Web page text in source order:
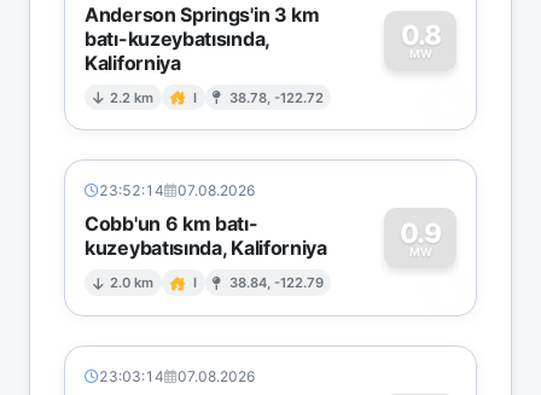
Anderson Springs'in 3 km
batı-kuzeybatısında,
Kaliforniya
2.2 km I 38.78, -122.72
0.8
MW
0
23:52:14 07.08.2026
Cobb'un 6 km batı-
kuzeybatısında, Kaliforniya
2.0 km I 38.84, -122.79
0.9
MW
0
23:03:14 07.08.2026